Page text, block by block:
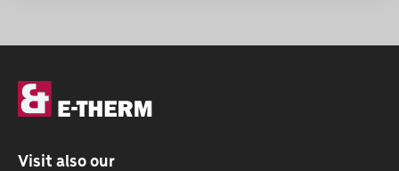
Visit also our